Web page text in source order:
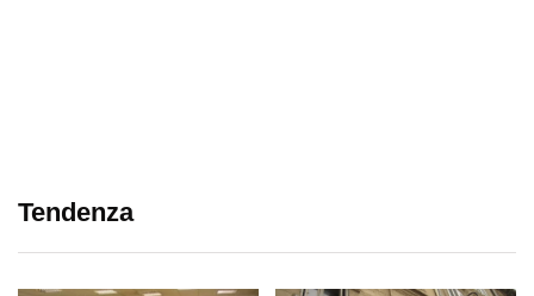
Tendenza